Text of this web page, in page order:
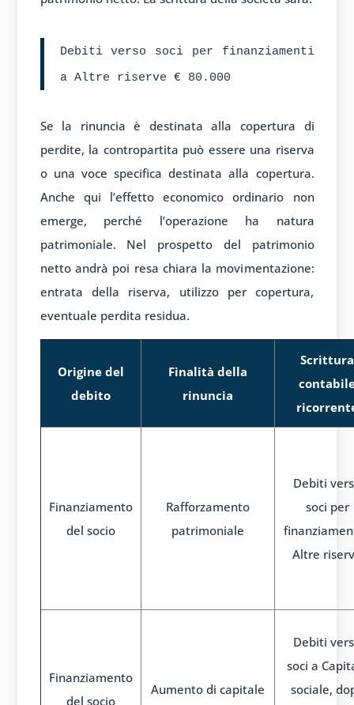
Debiti verso soci per finanziamenti
a Altre riserve € 80.000
Se la rinuncia è destinata alla copertura di
perdite, la contropartita può essere una riserva
o una voce specifica destinata alla copertura.
Anche qui l’effetto economico ordinario non
emerge, perché l’operazione ha natura
patrimoniale. Nel prospetto del patrimonio
netto andrà poi resa chiara la movimentazione:
entrata della riserva, utilizzo per copertura,
eventuale perdita residua.
Origine del
debito
Finalità della
rinuncia
Scrittura
Finanziamento
del socio
Rafforzamento
patrimoniale
Debiti
soci per
Altre
Finanziamento
del socio
Aumento di capitale
Debiti
soci a
sociale,